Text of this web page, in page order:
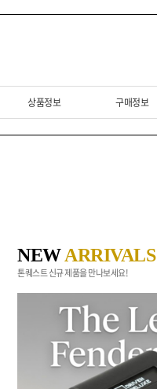
상품정보 구매정보
NEWARRIVALS
톤퀘스트 신규 제품을 만나보세요!